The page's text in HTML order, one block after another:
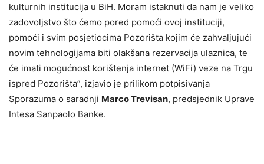
kulturnih institucija u BiH. Moram istaknuti da nam je veliko
zadovoljstvo što ćemo pored pomoći ovoj instituciji,
pomoći i svim posjetiocima Pozorišta kojim će zahvaljujući
novim tehnologijama biti olakšana rezervacija ulaznica, te
će imati mogućnost korištenja internet (WiFi) veze na Trgu
ispred Pozorišta”, izjavio je prilikom potpisivanja
Sporazuma o saradnji Marco Trevisan, predsjednik Uprave
Intesa Sanpaolo Banke.